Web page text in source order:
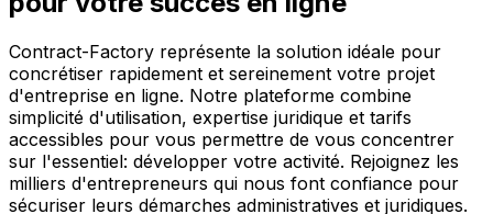
Contract-Factory représente la solution idéale pour
concrétiser rapidement et sereinement votre projet
d'entreprise en ligne. Notre plateforme combine
simplicité d'utilisation, expertise juridique et tarifs
accessibles pour vous permettre de vous concentrer
sur l'essentiel: développer votre activité. Rejoignez les
milliers d'entrepreneurs qui nous font confiance pour
sécuriser leurs démarches administratives et juridiques.